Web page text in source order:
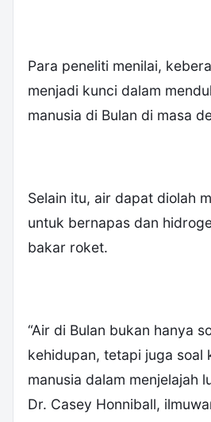
‎Para peneliti menilai,
menjadi kunci dalam
manusia di Bulan di masa
‎Selain itu, air dapat diolah
untuk bernapas dan
bakar roket.
‎“Air di Bulan bukan hanya
kehidupan, tetapi juga soal
manusia dalam menjelajah
Dr. Casey Honniball,